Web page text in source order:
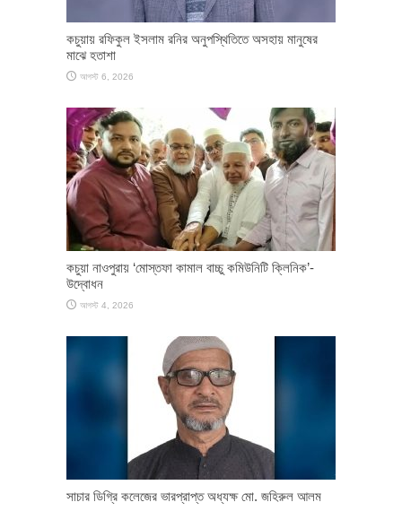
কচুয়ায় রফিকুল ইসলাম রনির অনুপস্থিতিতে অসহায় মানুষের
মাঝে হতাশা
আগস্ট 6, 2026
কচুয়া নাওপুরায় ‘মোস্তফা কামাল বাচ্চু কমিউনিটি ক্লিনিক’-
উদ্বোধন
আগস্ট 4, 2026
সাচার ডিগ্রি কলেজের ভারপ্রাপ্ত অধ্যক্ষ মো. জহিরুল আলম